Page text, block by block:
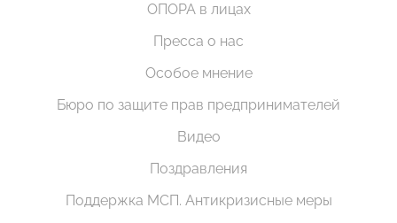
ОПОРА в лицах
Пресса о нас
Особое мнение
Бюро по защите прав предпринимателей
Видео
Поздравления
Поддержка МСП. Антикризисные меры